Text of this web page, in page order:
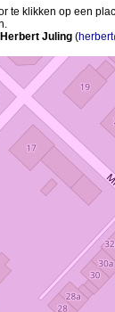
te klikken op een
Herbert Juling (